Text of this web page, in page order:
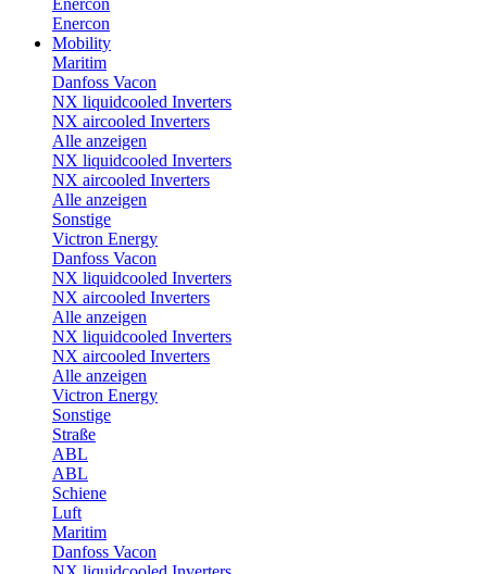
Enercon
Enercon
Mobility
Maritim
Danfoss Vacon
NX liquidcooled Inverters
NX aircooled Inverters
Alle anzeigen
NX liquidcooled Inverters
NX aircooled Inverters
Alle anzeigen
Sonstige
Victron Energy
Danfoss Vacon
NX liquidcooled Inverters
NX aircooled Inverters
Alle anzeigen
NX liquidcooled Inverters
NX aircooled Inverters
Alle anzeigen
Victron Energy
Sonstige
Straße
ABL
ABL
Schiene
Luft
Maritim
Danfoss Vacon